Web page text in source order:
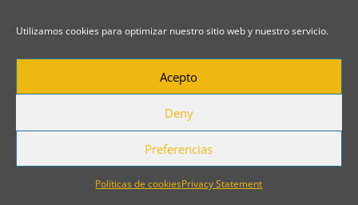
Utilizamos cookies para optimizar nuestro sitio web y nuestro servicio.
Acepto
Deny
Preferencias
Políticas de cookiesPrivacy Statement